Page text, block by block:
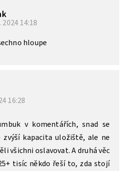
202414:18
hloupe
16:28
v komentářích, snad se
zvýší kapacita uložiště, ale ne
všichni oslavovat. A druhá věc
tisíc někdo řeší to, zda stojí